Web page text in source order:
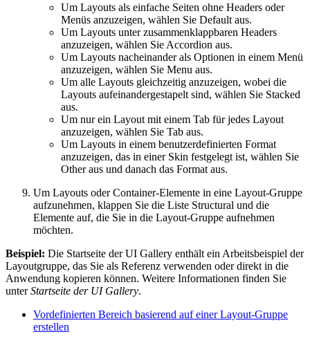
Um Layouts als einfache Seiten ohne Headers oder
Menüs anzuzeigen, wählen Sie Default aus.
Um Layouts unter zusammenklappbaren Headers
anzuzeigen, wählen Sie Accordion aus.
Um Layouts nacheinander als Optionen in einem Menü
anzuzeigen, wählen Sie Menu aus.
Um alle Layouts gleichzeitig anzuzeigen, wobei die
Layouts aufeinandergestapelt sind, wählen Sie Stacked
aus.
Um nur ein Layout mit einem Tab für jedes Layout
anzuzeigen, wählen Sie Tab aus.
Um Layouts in einem benutzerdefinierten Format
anzuzeigen, das in einer Skin festgelegt ist, wählen Sie
Otheraus und danach das Format aus.
Um Layouts oder Container-Elemente in eine Layout-Gruppe
aufzunehmen, klappen Sie die Liste Structural und die
Elemente auf, die Sie in die Layout-Gruppe aufnehmen
möchten.
Beispiel: Die Startseite der UI Gallery enthält ein Arbeitsbeispiel der
Layoutgruppe, das Sie als Referenz verwenden oder direkt in die
Anwendung kopieren können. Weitere Informationen finden Sie
unterStartseite der UI Gallery.
Vordefinierten Bereich basierend auf einer Layout-Gruppe
erstellen